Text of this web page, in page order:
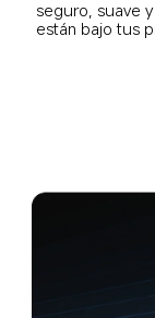
seguro, suave
están bajo tus